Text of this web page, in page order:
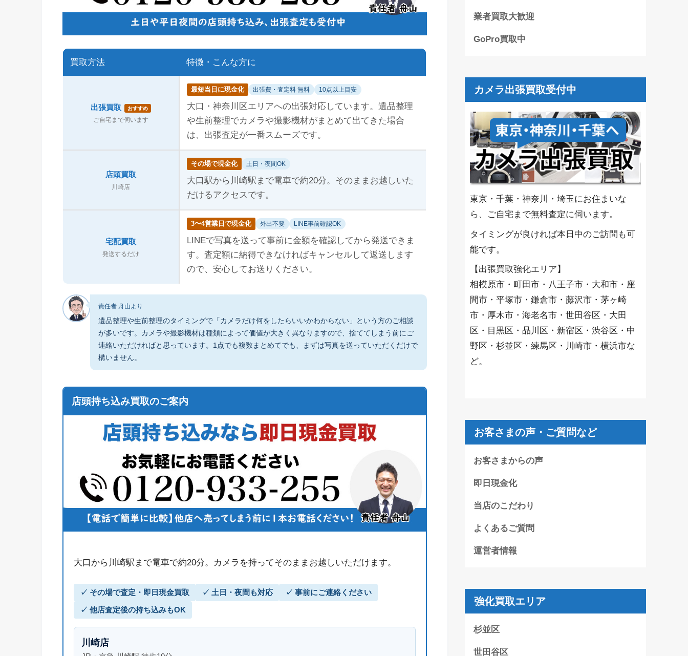
買取方法 特徴・こんな方に
出張買取 おすすめ
ご自宅まで伺います
最短当日に現金化 出張費・査定料 無料 10点以上目安
大口・神奈川区エリアへの出張対応しています。遺品整理
や生前整理でカメラや撮影機材がまとめて出てきた場合
は、出張査定が一番スムーズです。
店頭買取
川崎店
その場で現金化 土日・夜間OK
大口駅から川崎駅まで電車で約20分。そのままお越しいた
だけるアクセスです。
宅配買取
発送するだけ
3〜4営業日で現金化 外出不要 LINE事前確認OK
LINEで写真を送って事前に金額を確認してから発送できま
す。査定額に納得できなければキャンセルして返送します
ので、安心してお送りください。
責任者 舟山より
遺品整理や生前整理のタイミングで「カメラだけ何をしたらいいかわからない」という方のご相談
が多いです。カメラや撮影機材は種類によって価値が大きく異なりますので、捨ててしまう前にご
連絡いただければと思っています。1点でも複数まとめてでも、まずは写真を送っていただくだけで
構いません。
店頭持ち込み買取のご案内
大口から川崎駅まで電車で約20分。カメラを持ってそのままお越しいただけます。
✓ その場で査定・即日現金買取 ✓ 土日・夜間も対応 ✓ 事前にご連絡ください
✓ 他店査定後の持ち込みもOK
川崎店
業者買取大歓迎
GoPro買取中
カメラ出張買取受付中
東京・千葉・神奈川・埼玉にお住まいな
ら、ご自宅まで無料査定に伺います。
タイミングが良ければ本日中のご訪問も可
能です。
【出張買取強化エリア】
相模原市・町田市・八王子市・大和市・座
間市・平塚市・鎌倉市・藤沢市・茅ヶ崎
市・厚木市・海老名市・世田谷区・大田
区・目黒区・品川区・新宿区・渋谷区・中
野区・杉並区・練馬区・川崎市・横浜市な
ど。
お客さまの声・ご質問など
お客さまからの声
即日現金化
当店のこだわり
よくあるご質問
運営者情報
強化買取エリア
杉並区
世田谷区